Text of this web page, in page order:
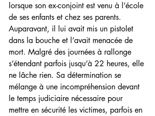
lorsque son ex-conjoint est venu à l’école
de ses enfants et chez ses parents.
Auparavant, il lui avait mis un pistolet
dans la bouche et l’avait menacée de
mort. Malgré des journées à rallonge
s’étendant parfois jusqu’à 22 heures, elle
ne lâche rien. Sa détermination se
mélange à une incompréhension devant
le temps judiciaire nécessaire pour
mettre en sécurité les victimes, parfois en